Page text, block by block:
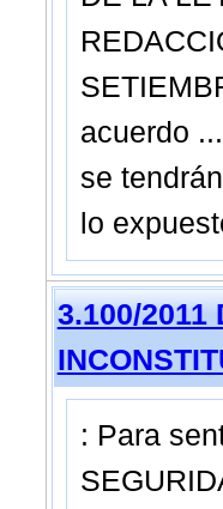
acuerdo
se
lo
3.100/2011
: Para